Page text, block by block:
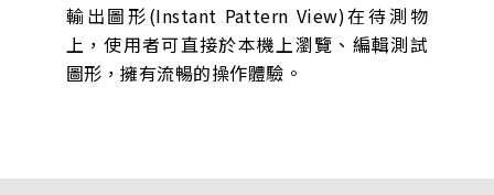
輸出圖形(Instant Pattern View)在待測物
上，使用者可直接於本機上瀏覽、編輯測試
圖形，擁有流暢的操作體驗。